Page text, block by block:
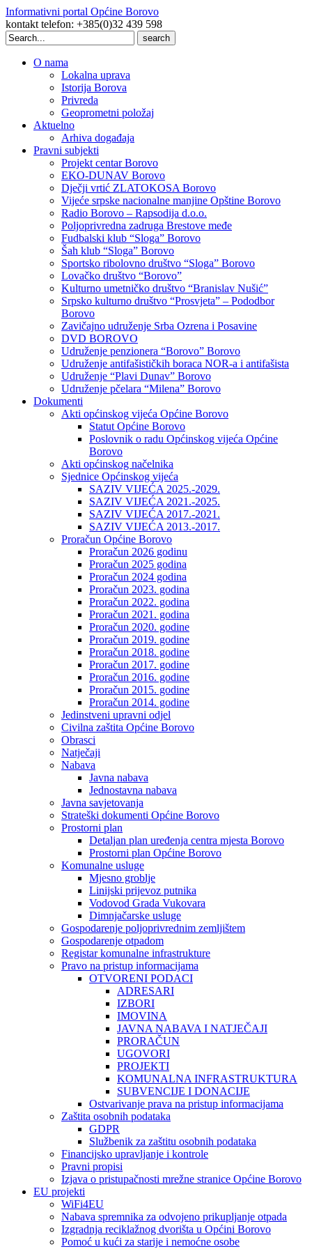
Informativni portal Općine Borovo
kontakt telefon: +385(0)32 439 598
Search
for:
O nama
Lokalna uprava
Istorija Borova
Privreda
Geoprometni položaj
Aktuelno
Arhiva događaja
Pravni subjekti
Projekt centar Borovo
EKO-DUNAV Borovo
Dječji vrtić ZLATOKOSA Borovo
Vijeće srpske nacionalne manjine Opštine Borovo
Radio Borovo – Rapsodija d.o.o.
Poljoprivredna zadruga Brestove međe
Fudbalski klub “Sloga” Borovo
Šah klub “Sloga” Borovo
Sportsko ribolovno društvo “Sloga” Borovo
Lovačko društvo “Borovo”
Kulturno umetničko društvo “Branislav Nušić”
Srpsko kulturno društvo “Prosvjeta” – Pododbor
Borovo
Zavičajno udruženje Srba Ozrena i Posavine
DVD BOROVO
Udruženje penzionera “Borovo” Borovo
Udruženje antifašističkih boraca NOR-a i antifašista
Udruženje “Plavi Dunav” Borovo
Udruženje pčelara “Milena” Borovo
Dokumenti
Akti općinskog vijeća Općine Borovo
Statut Općine Borovo
Poslovnik o radu Općinskog vijeća Općine
Borovo
Akti općinskog načelnika
Sjednice Općinskog vijeća
SAZIV VIJEĆA 2025.-2029.
SAZIV VIJEĆA 2021.-2025.
SAZIV VIJEĆA 2017.-2021.
SAZIV VIJEĆA 2013.-2017.
Proračun Općine Borovo
Proračun 2026 godinu
Proračun 2025 godina
Proračun 2024 godina
Proračun 2023. godina
Proračun 2022. godina
Proračun 2021. godina
Proračun 2020. godine
Proračun 2019. godine
Proračun 2018. godine
Proračun 2017. godine
Proračun 2016. godine
Proračun 2015. godine
Proračun 2014. godine
Jedinstveni upravni odjel
Civilna zaštita Općine Borovo
Obrasci
Natječaji
Nabava
Javna nabava
Jednostavna nabava
Javna savjetovanja
Strateški dokumenti Općine Borovo
Prostorni plan
Detaljan plan uređenja centra mjesta Borovo
Prostorni plan Općine Borovo
Komunalne usluge
Mjesno groblje
Linijski prijevoz putnika
Vodovod Grada Vukovara
Dimnjačarske usluge
Gospodarenje poljoprivrednim zemljištem
Gospodarenje otpadom
Registar komunalne infrastrukture
Pravo na pristup informacijama
OTVORENI PODACI
ADRESARI
IZBORI
IMOVINA
JAVNA NABAVA I NATJEČAJI
PRORAČUN
UGOVORI
PROJEKTI
KOMUNALNA INFRASTRUKTURA
SUBVENCIJE I DONACIJE
Ostvarivanje prava na pristup informacijama
Zaštita osobnih podataka
GDPR
Službenik za zaštitu osobnih podataka
Financijsko upravljanje i kontrole
Pravni propisi
Izjava o pristupačnosti mrežne stranice Općine Borovo
EU projekti
WiFi4EU
Nabava spremnika za odvojeno prikupljanje otpada
Izgradnja reciklažnog dvorišta u Općini Borovo
Pomoć u kući za starije i nemoćne osobe